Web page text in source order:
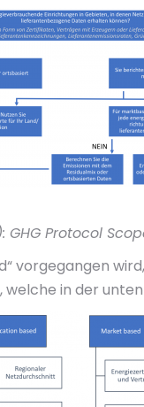
Protocol
in der